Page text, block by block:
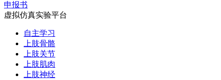
申报书
虚拟仿真实验平台
自主学习
上肢骨骼
上肢关节
上肢肌肉
上肢神经